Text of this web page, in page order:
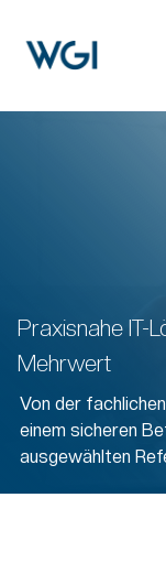
Praxisnahe IT-
Mehrwert
Von der
einem sicheren
ausgewählten